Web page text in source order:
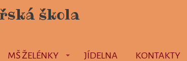
škola
MŠ ŽELÉNKY JÍDELNA KONTAKTY